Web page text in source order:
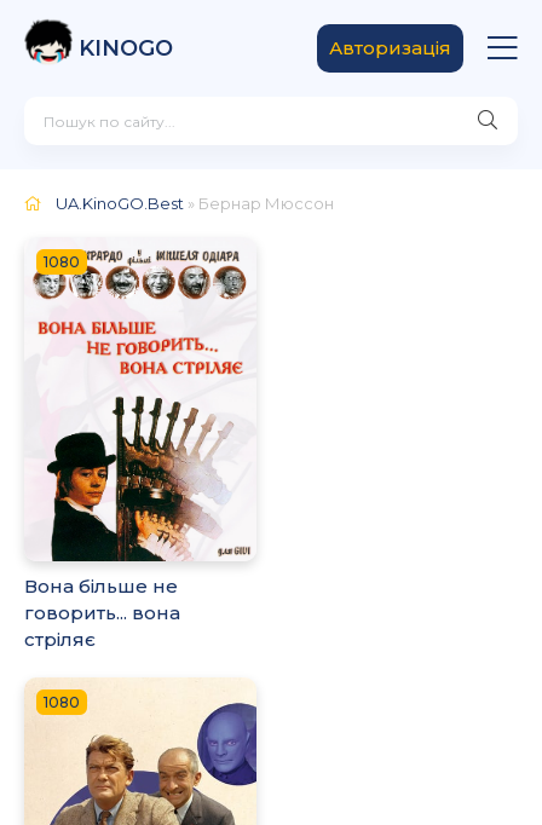
KINOGO Авторизація
UA.KinoGO.Best » Бернар Мюссон
1080
Вона більше не
говорить... вона
стріляє
1080